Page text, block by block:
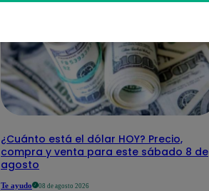
¿Cuánto está el dólar HOY? Precio,
compra y venta para este sábado 8 de
agosto
Te ayudo 08 de agosto 2026